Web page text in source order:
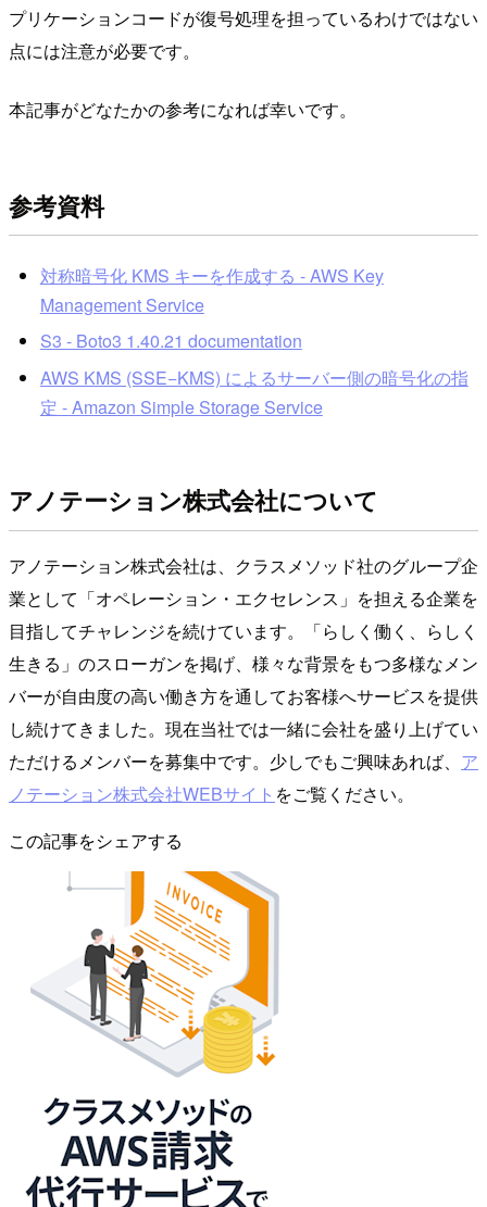
プリケーションコードが復号処理を担っているわけではない
点には注意が必要です。
本記事がどなたかの参考になれば幸いです。
参考資料
対称暗号化 KMS キーを作成する - AWS Key
Management Service
S3 - Boto3 1.40.21 documentation
AWS KMS (SSE−KMS) によるサーバー側の暗号化の指
定 - Amazon Simple Storage Service
アノテーション株式会社について
アノテーション株式会社は、クラスメソッド社のグループ企
業として「オペレーション・エクセレンス」を担える企業を
目指してチャレンジを続けています。「らしく働く、らしく
生きる」のスローガンを掲げ、様々な背景をもつ多様なメン
バーが自由度の高い働き方を通してお客様へサービスを提供
し続けてきました。現在当社では一緒に会社を盛り上げてい
ただけるメンバーを募集中です。少しでもご興味あれば、 ア
ノテーション株式会社WEBサイト をご覧ください。
この記事をシェアする